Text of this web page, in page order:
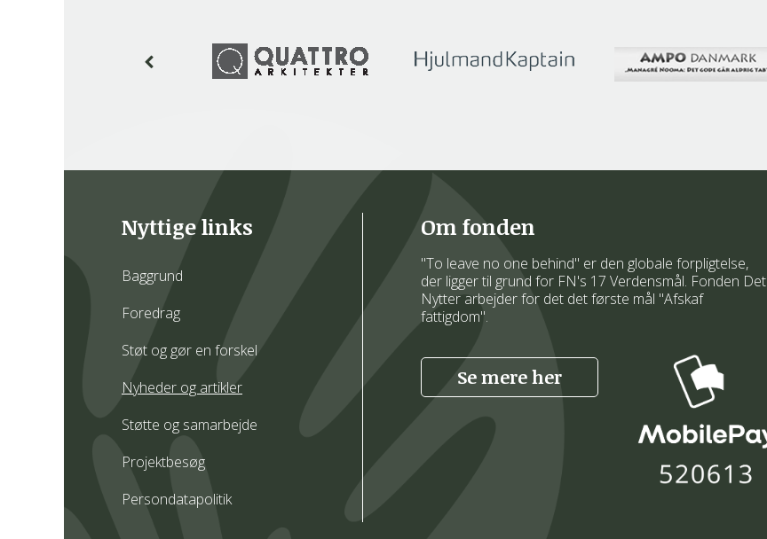
Nyttige links
Baggrund
Foredrag
Støt og gør en forskel
Nyheder og artikler
Støtte og samarbejde
Projektbesøg
Persondatapolitik
Om fonden
"To leave no one behind" er den globale forpligtelse,
der ligger til grund for FN's 17 Verdensmål. Fonden Det
Nytter arbejder for det det første mål "Afskaf
fattigdom".
Se mere her